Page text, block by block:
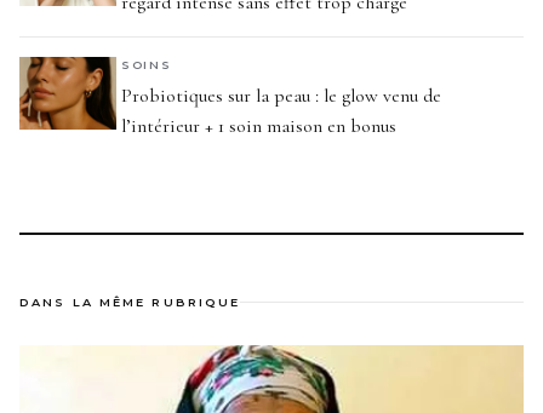
SOINS
Probiotiques sur la peau : le glow venu de
l’intérieur + 1 soin maison en bonus
DANS LA MÊME RUBRIQUE